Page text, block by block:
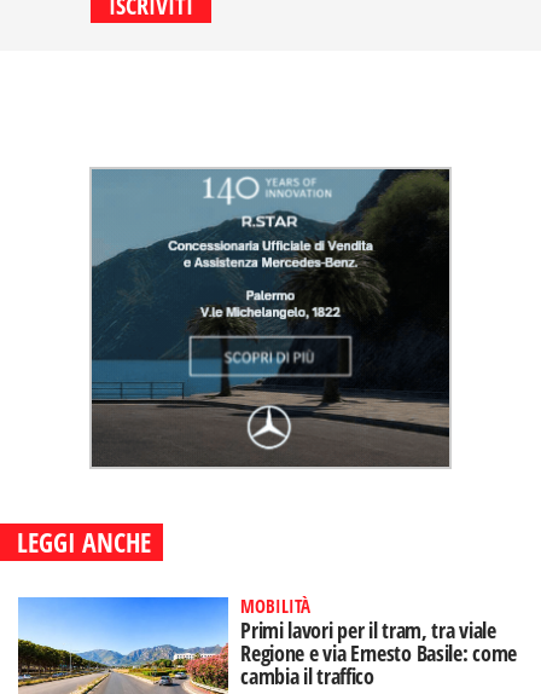
LEGGI ANCHE
MOBILITÀ
Primi lavori per il tram, tra viale
Regione e via Ernesto Basile: come
cambia il traffico